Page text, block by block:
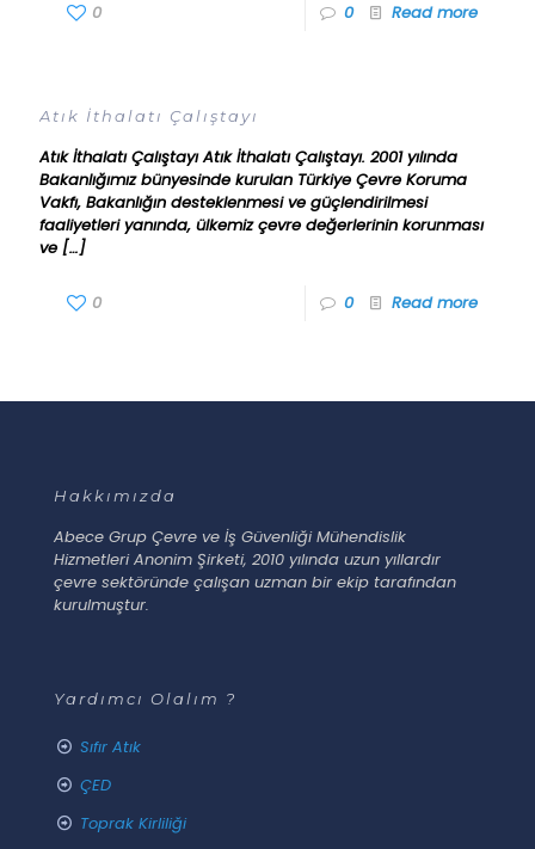
0 0 Read more
Atık İthalatı Çalıştayı
Atık İthalatı Çalıştayı Atık İthalatı Çalıştayı. 2001 yılında
Bakanlığımız bünyesinde kurulan Türkiye Çevre Koruma
Vakfı, Bakanlığın desteklenmesi ve güçlendirilmesi
faaliyetleri yanında, ülkemiz çevre değerlerinin korunması
ve[…]
0 0 Read more
Hakkımızda
Abece Grup Çevre ve İş Güvenliği Mühendislik
Hizmetleri Anonim Şirketi, 2010 yılında uzun yıllardır
çevre sektöründe çalışan uzman bir ekip tarafından
kurulmuştur.
Yardımcı Olalım ?
Sıfır Atık
ÇED
Toprak Kirliliği